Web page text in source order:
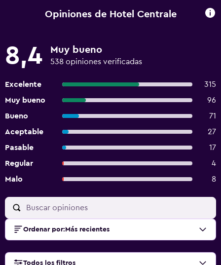
Opiniones de Hotel Centrale
8,4 Muy bueno
538 opiniones verificadas
Excelente
315
Muy bueno
96
Bueno
71
Aceptable
27
Pasable
17
Regular
4
Malo
8
Ordenar por: Más recientes
Todos los filtros